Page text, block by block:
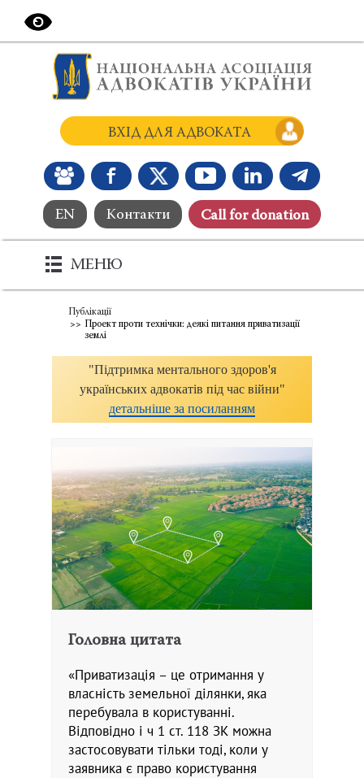
EN Контакти Сall for donation
ВХІД ДЛЯ АДВОКАТА
МЕНЮ
Публікації
Проект проти технічки: деякі питання приватизації
землі
"Підтримка ментального здоров'я
українських адвокатів під час війни"
детальніше за посиланням
Головна цитата
«Приватизація – це отримання у
власність земельної ділянки, яка
перебувала в користуванні.
Відповідно і ч 1 ст. 118 ЗК можна
застосовувати тільки тоді, коли у
заявника є право користування